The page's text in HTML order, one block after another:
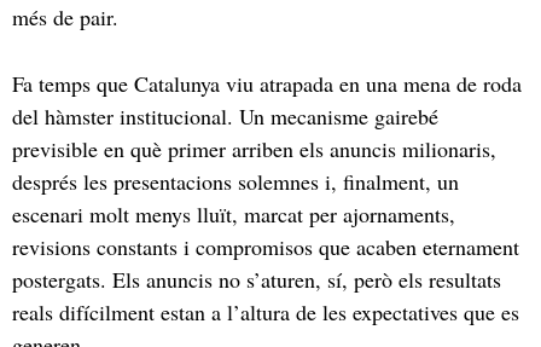
més de pair.
Fa temps que Catalunya viu atrapada en una mena de roda
del hàmster institucional. Un mecanisme gairebé
previsible en què primer arriben els anuncis milionaris,
després les presentacions solemnes i, finalment, un
escenari molt menys lluït, marcat per ajornaments,
revisions constants i compromisos que acaben eternament
postergats. Els anuncis no s’aturen, sí, però els resultats
reals difícilment estan a l’altura de les expectatives que es